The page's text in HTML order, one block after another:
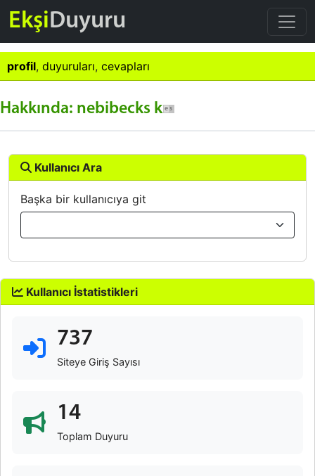
EkşiDuyuru
profil, duyuruları, cevapları
Hakkında: nebibecks k
Kullanıcı Ara
Başka bir kullanıcıya git
Kullanıcı İstatistikleri
737
Siteye Giriş Sayısı
14
Toplam Duyuru